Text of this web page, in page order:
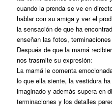
cuando la prenda se ve en
hablar con su amiga y ver el
la sensación de que ha
enseñan las fotos,
Después de que la mamá
nos trasmite su expresión:
La mamá le comenta
lo que ella siente, la vestidura
imaginado y además supera en
terminaciones y los detalles